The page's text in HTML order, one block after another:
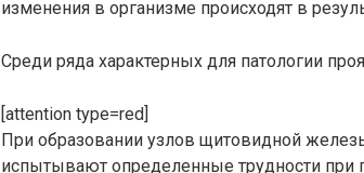
изменения в организме происходят в
Среди ряда характерных для патологии
[attention type=red]
При образовании узлов щитовидной
испытывают определенные трудности при